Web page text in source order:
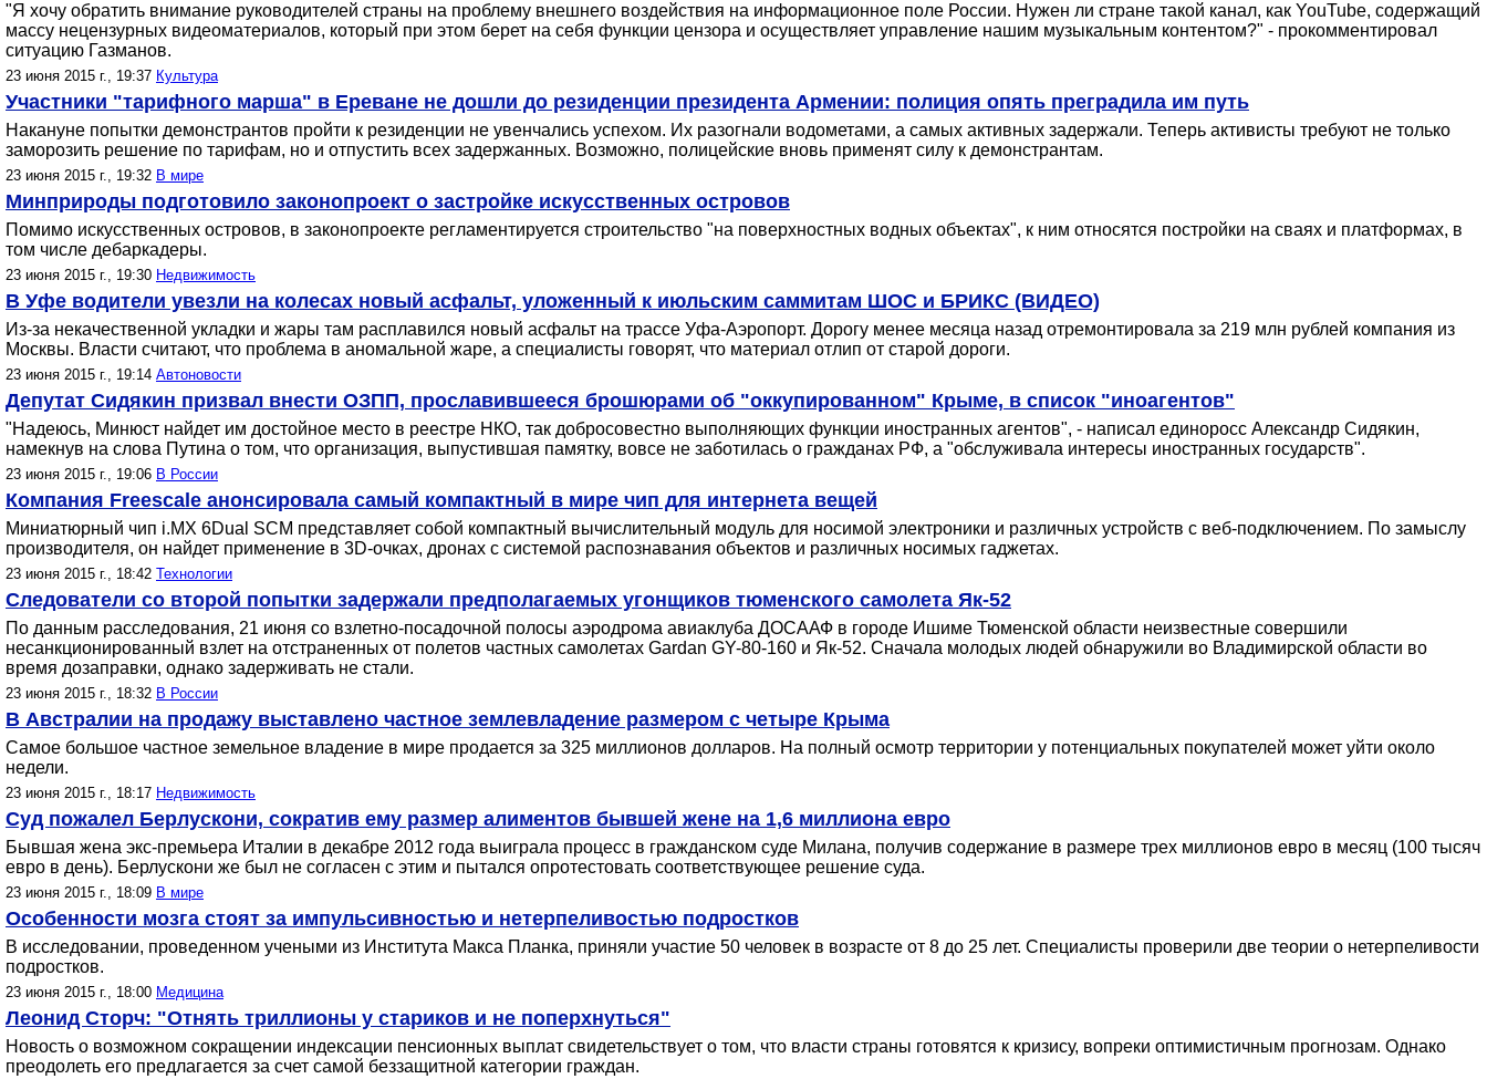
"Я хочу обратить внимание руководителей страны на проблему внешнего воздействия на информационное поле России. Нужен ли стране такой канал, как YouTube, содержащий
массу нецензурных видеоматериалов, который при этом берет на себя функции цензора и осуществляет управление нашим музыкальным контентом?" - прокомментировал
ситуацию Газманов.
23 июня 2015 г., 19:37 Культура
Участники "тарифного марша" в Ереване не дошли до резиденции президента Армении: полиция опять преградила им путь
Накануне попытки демонстрантов пройти к резиденции не увенчались успехом. Их разогнали водометами, а самых активных задержали. Теперь активисты требуют не только
заморозить решение по тарифам, но и отпустить всех задержанных. Возможно, полицейские вновь применят силу к демонстрантам.
23 июня 2015 г., 19:32 В мире
Минприроды подготовило законопроект о застройке искусственных островов
Помимо искусственных островов, в законопроекте регламентируется строительство "на поверхностных водных объектах", к ним относятся постройки на сваях и платформах, в
том числе дебаркадеры.
23 июня 2015 г., 19:30 Недвижимость
В Уфе водители увезли на колесах новый асфальт, уложенный к июльским саммитам ШОС и БРИКС (ВИДЕО)
Из-за некачественной укладки и жары там расплавился новый асфальт на трассе Уфа-Аэропорт. Дорогу менее месяца назад отремонтировала за 219 млн рублей компания из
Москвы. Власти считают, что проблема в аномальной жаре, а специалисты говорят, что материал отлип от старой дороги.
23 июня 2015 г., 19:14 Автоновости
Депутат Сидякин призвал внести ОЗПП, прославившееся брошюрами об "оккупированном" Крыме, в список "иноагентов"
"Надеюсь, Минюст найдет им достойное место в реестре НКО, так добросовестно выполняющих функции иностранных агентов", - написал единоросс Александр Сидякин,
намекнув на слова Путина о том, что организация, выпустившая памятку, вовсе не заботилась о гражданах РФ, а "обслуживала интересы иностранных государств".
23 июня 2015 г., 19:06 В России
Компания Freescale анонсировала самый компактный в мире чип для интернета вещей
Миниатюрный чип i.MX 6Dual SCM представляет собой компактный вычислительный модуль для носимой электроники и различных устройств с веб-подключением. По замыслу
производителя, он найдет применение в 3D-очках, дронах с системой распознавания объектов и различных носимых гаджетах.
23 июня 2015 г., 18:42 Технологии
Следователи со второй попытки задержали предполагаемых угонщиков тюменского самолета Як-52
По данным расследования, 21 июня со взлетно-посадочной полосы аэродрома авиаклуба ДОСААФ в городе Ишиме Тюменской области неизвестные совершили
несанкционированный взлет на отстраненных от полетов частных самолетах Gardan GY-80-160 и Як-52. Сначала молодых людей обнаружили во Владимирской области во
время дозаправки, однако задерживать не стали.
23 июня 2015 г., 18:32 В России
В Австралии на продажу выставлено частное землевладение размером с четыре Крыма
Самое большое частное земельное владение в мире продается за 325 миллионов долларов. На полный осмотр территории у потенциальных покупателей может уйти около
недели.
23 июня 2015 г., 18:17 Недвижимость
Суд пожалел Берлускони, сократив ему размер алиментов бывшей жене на 1,6 миллиона евро
Бывшая жена экс-премьера Италии в декабре 2012 года выиграла процесс в гражданском суде Милана, получив содержание в размере трех миллионов евро в месяц (100 тысяч
евро в день). Берлускони же был не согласен с этим и пытался опротестовать соответствующее решение суда.
23 июня 2015 г., 18:09 В мире
Особенности мозга стоят за импульсивностью и нетерпеливостью подростков
В исследовании, проведенном учеными из Института Макса Планка, приняли участие 50 человек в возрасте от 8 до 25 лет. Специалисты проверили две теории о нетерпеливости
подростков.
23 июня 2015 г., 18:00 Медицина
Леонид Сторч: "Отнять триллионы у стариков и не поперхнуться"
Новость о возможном сокращении индексации пенсионных выплат свидетельствует о том, что власти страны готовятся к кризису, вопреки оптимистичным прогнозам. Однако
преодолеть его предлагается за счет самой беззащитной категории граждан.